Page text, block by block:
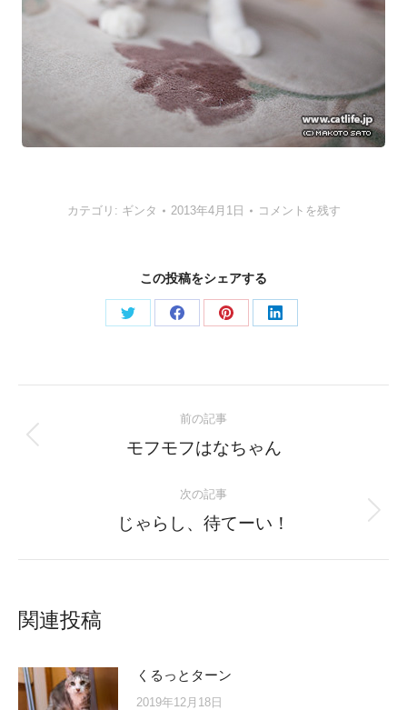
カテゴリ: ギンタ 2013年4月1日 コメントを残す
この投稿をシェアする
Share
Share
Share
Share
navigation
前の記事
Previous
モフモフはなちゃん
次の記事
Next
じゃらし、待てーい！
関連投稿
くるっとターン
2019年12月18日